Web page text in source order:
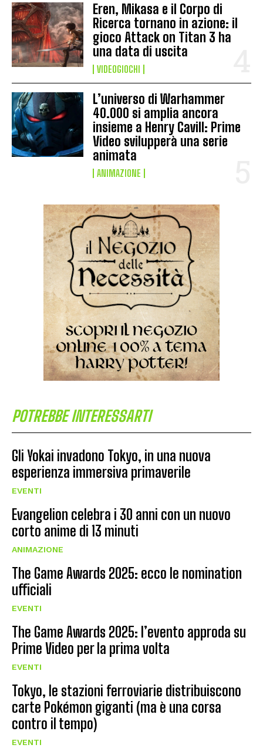
Eren, Mikasa e il Corpo di
Ricerca tornano in azione: il
gioco Attack on Titan 3 ha
una data di uscita
VIDEOGIOCHI
L’universo di Warhammer
40.000 si amplia ancora
insieme a Henry Cavill: Prime
Video svilupperà una serie
animata
ANIMAZIONE
POTREBBE INTERESSARTI
Gli Yokai invadono Tokyo, in una nuova
esperienza immersiva primaverile
EVENTI
Evangelion celebra i 30 anni con un nuovo
corto anime di 13 minuti
ANIMAZIONE
The Game Awards 2025: ecco le nomination
ufficiali
EVENTI
The Game Awards 2025: l’evento approda su
Prime Video per la prima volta
EVENTI
Tokyo, le stazioni ferroviarie distribuiscono
carte Pokémon giganti (ma è una corsa
contro il tempo)
EVENTI